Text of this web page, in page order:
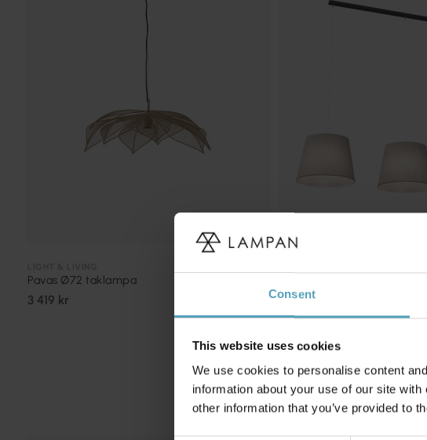
Consent
This website uses cookies
We use cookies to personalise content
information about your use of our site
other information that you’ve provided to
Pavas Ø72 taklampa
3 419 kr 2 609 kr